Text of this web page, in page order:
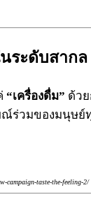
ะดับสากล
“เครื่องดื่ม” ด้ว
ร่วมของมนุษย์
campaign-taste-the-feeling-2/